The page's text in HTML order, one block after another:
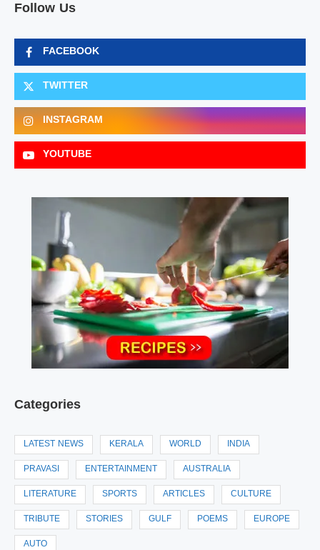
Follow Us
FACEBOOK
TWITTER
INSTAGRAM
YOUTUBE
Categories
LATEST NEWS KERALA WORLD INDIA
PRAVASI ENTERTAINMENT AUSTRALIA
LITERATURE SPORTS ARTICLES CULTURE
TRIBUTE STORIES GULF POEMS EUROPE
AUTO